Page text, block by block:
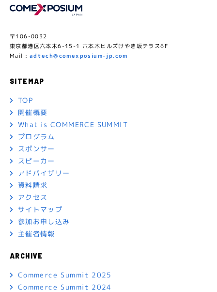
〒106-0032
東京都港区六本木6-15-1 六本木ヒルズけやき坂テラス6F
Mail : adtech@comexposium-jp.com
SITEMAP
TOP
開催概要
What is COMMERCE SUMMIT
プログラム
スポンサー
スピーカー
アドバイザリー
資料請求
アクセス
サイトマップ
参加お申し込み
主催者情報
ARCHIVE
Commerce Summit 2025
Commerce Summit 2024